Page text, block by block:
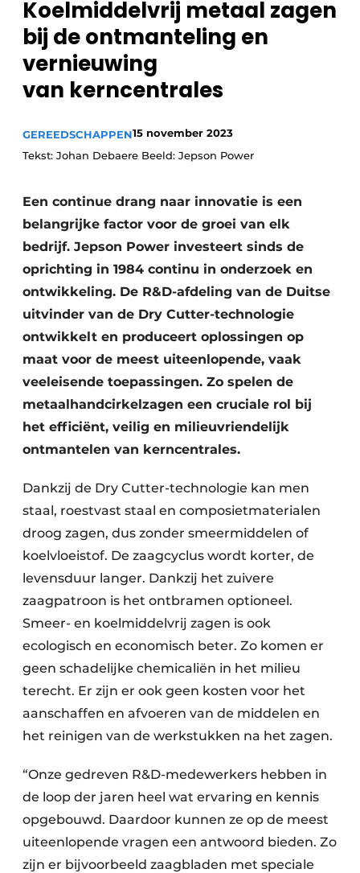
Vacature aanmelden
Vacatures
Video’s
Koelmiddelvrij metaal zagen
bij de ontmanteling en
vernieuwing
van kerncentrales
GEREEDSCHAPPEN15 november 2023
Tekst: Johan Debaere Beeld: Jepson Power
Een continue drang naar innovatie is een
belangrijke factor voor de groei van elk
bedrijf. Jepson Power investeert sinds de
oprichting in 1984 continu in onderzoek en
ontwikkeling. De R&D-afdeling van de Duitse
uitvinder van de Dry Cutter-technologie
ontwikkelt en produceert oplossingen op
maat voor de meest uiteenlopende, vaak
veeleisende toepassingen. Zo spelen de
metaalhandcirkelzagen een cruciale rol bij
het efficiënt, veilig en milieuvriendelijk
ontmantelen van kerncentrales.
Dankzij de Dry Cutter-technologie kan men
staal, roestvast staal en composietmaterialen
droog zagen, dus zonder smeermiddelen of
koelvloeistof. De zaagcyclus wordt korter, de
levensduur langer. Dankzij het zuivere
zaagpatroon is het ontbramen optioneel.
Smeer- en koelmiddelvrij zagen is ook
ecologisch en economisch beter. Zo komen er
geen schadelijke chemicaliën in het milieu
terecht. Er zijn er ook geen kosten voor het
aanschaffen en afvoeren van de middelen en
het reinigen van de werkstukken na het zagen.
“Onze gedreven R&D-medewerkers hebben in
de loop der jaren heel wat ervaring en kennis
opgebouwd. Daardoor kunnen ze op de meest
uiteenlopende vragen een antwoord bieden. Zo
zijn er bijvoorbeeld zaagbladen met speciale